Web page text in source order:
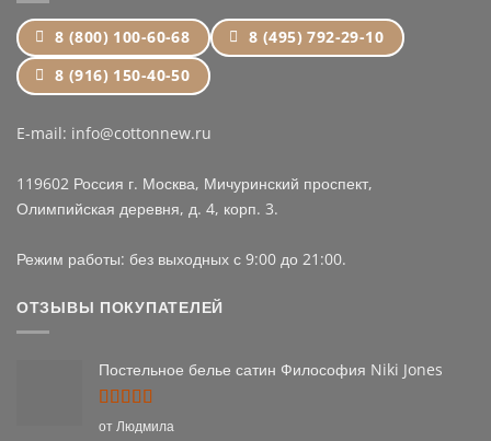
8 (800) 100-60-68
8 (495) 792-29-10
8 (916) 150-40-50
E-mail: info@cottonnew.ru
119602 Россия г. Москва, Мичуринский проспект,
Олимпийская деревня, д. 4, корп. 3.
Режим работы: без выходных с 9:00 до 21:00.
ОТЗЫВЫ ПОКУПАТЕЛЕЙ
Постельное белье сатин Философия Niki Jones
Оценка5
от Людмила